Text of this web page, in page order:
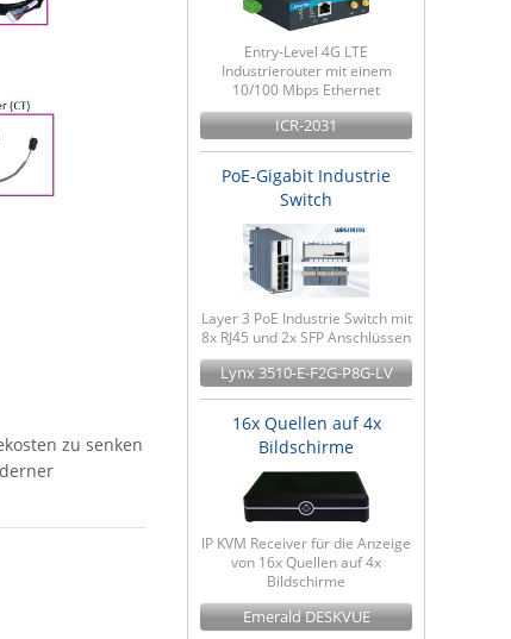
zu senken
Entry-Level 4G LTE
Industrierouter mit einem
10/100 Mbps Ethernet
ICR-2031
PoE-Gigabit Industrie
Switch
Layer 3 PoE Industrie Switch mit
8x RJ45 und 2x SFP Anschlüssen
Lynx 3510-E-F2G-P8G-LV
16x Quellen auf 4x
Bildschirme
IP KVM Receiver für die Anzeige
von 16x Quellen auf 4x
Bildschirme
Emerald DESKVUE